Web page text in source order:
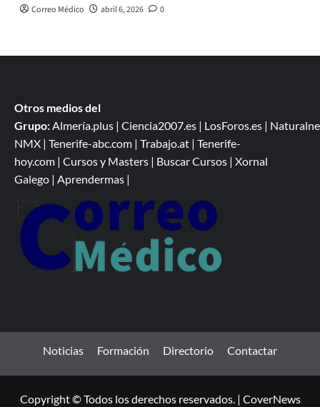
Correo Médico abril 6, 2026 0
Otros medios del
Grupo:Almería.plus | Ciencia2007.es | LosForos.es |
NMX | Tenerife-abc.com | Trabajo.at | Tenerife-
hoy.com | Cursos y Masters | Buscar Cursos | Xornal
Galego | Aprendermas |
Noticias Formación Directorio Contactar
Copyright © Todos los derechos reservados. | CoverNews